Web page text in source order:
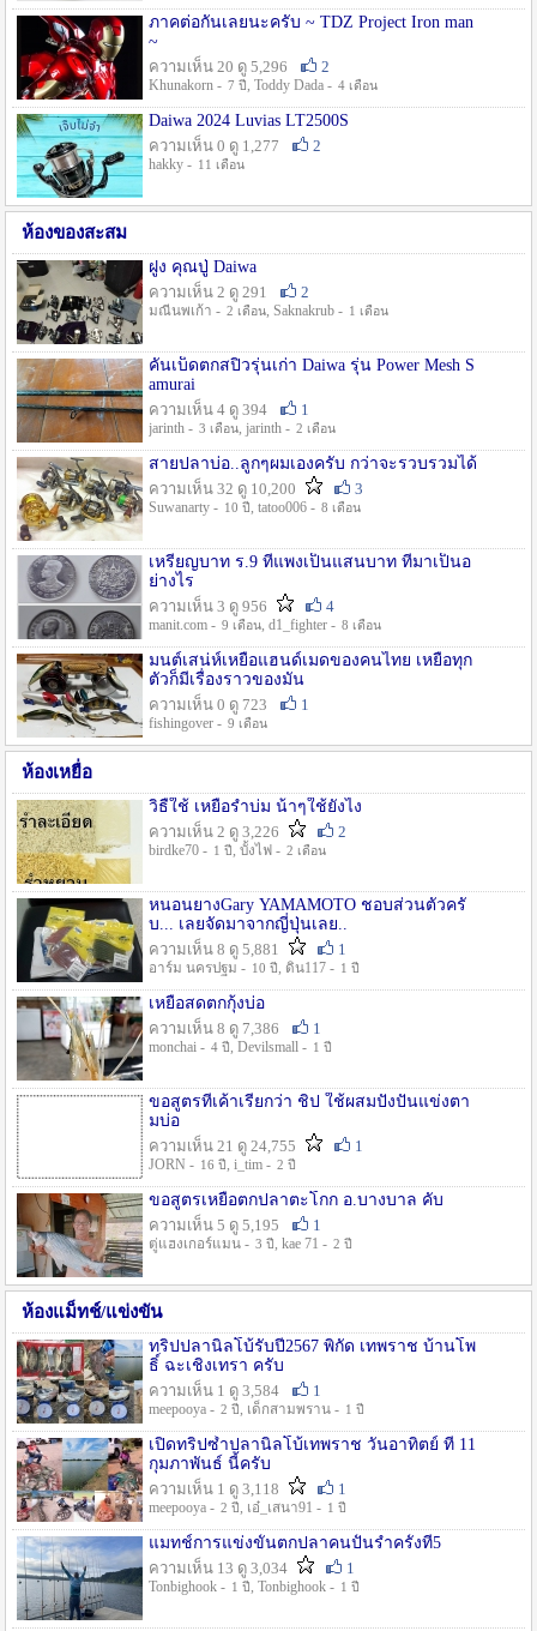
ภาคต่อกันเลยนะครับ ~ TDZ Project Iron man
~
ความเห็น 20 ดู 5,296
2
Khunakorn - 7 ปี , Toddy Dada - 4 เดือน
Daiwa 2024 Luvias LT2500S
ความเห็น 0 ดู 1,277
2
hakky - 11 เดือน
ห้องของสะสม
ฝูง คุณปู่ Daiwa
ความเห็น 2 ดู 291
2
มณีนพเก้า - 2 เดือน, Saknakrub - 1 เดือน
คันเบ็ดตกสปิ๋วรุ่นเก่า Daiwa รุ่น Power Mesh S
amurai
ความเห็น 4 ดู 394
1
jarinth - 3 เดือน, jarinth - 2 เดือน
สายปลาบ่อ..ลูกๆผมเองครับ กว่าจะรวบรวมได้
ความเห็น 32 ดู 10,200
3
Suwanarty - 10 ปี , tatoo006 - 8 เดือน
เหรียญบาท ร.9 ที่แพงเป็นแสนบาท ที่มาเป็นอ
ย่างไร
ความเห็น 3 ดู 956
4
manit.com - 9 เดือน, d1_fighter - 8 เดือน
มนต์เสน่ห์เหยื่อแฮนด์เมดของคนไทย เหยื่อทุก
ตัวก็มีเรื่องราวของมัน
ความเห็น 0 ดู 723
1
fishingover - 9 เดือน
ห้องเหยื่อ
วิธืใช้ เหยื่อรำบ่ม น้าๆใช้ยังไง
ความเห็น 2 ดู 3,226
2
birdke70 - 1 ปี , บั้งไฟ - 2 เดือน
หนอนยางGary YAMAMOTO ชอบส่วนตัวครั
บ... เลยจัดมาจากญี่ปุ่นเลย..
ความเห็น 8 ดู 5,881
1
อาร์ม นครปฐม - 10 ปี , ดิน117 - 1 ปี
เหยื่อสดตกกุ้งบ่อ
ความเห็น 8 ดู 7,386
1
monchai - 4 ปี , Devilsmall - 1 ปี
ขอสูตรที่เค้าเรียกว่า ชิป ใช้ผสมปังปั่นแข่งตา
มบ่อ
ความเห็น 21 ดู 24,755
1
JORN - 16 ปี , i_tim - 2 ปี
ขอสูตรเหยื่อตกปลาตะโกก อ.บางบาล คับ
ความเห็น 5 ดู 5,195
1
ตู่แฮงเกอร์แมน - 3 ปี , kae 71 - 2 ปี
ห้องแม็ทช์/แข่งขัน
ทริปปลานิลโบ้รับปี2567 พิกัด เทพราช บ้านโพ
ธิ์ ฉะเชิงเทรา ครับ
ความเห็น 1 ดู 3,584
1
meepooya - 2 ปี , เด็กสามพราน - 1 ปี
เปิดทริปซ้ำปลานิลโบ้เทพราช วันอาทิตย์ ที่ 11
กุมภาพันธ์ นี้ครับ
ความเห็น 1 ดู 3,118
1
meepooya - 2 ปี , เอ๋_เสนา91 - 1 ปี
แมทช์การแข่งขั้นตกปลาคนปั้นรำครั้งที่5
ความเห็น 13 ดู 3,034
1
Tonbighook - 1 ปี , Tonbighook - 1 ปี